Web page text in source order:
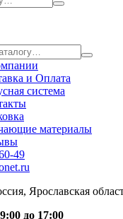
и Оплата
система
материалы
49
, Ярославская
до 17:00